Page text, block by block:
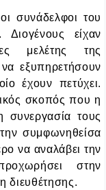
συνάδελφοι του
είχαν
μελέτης της
εξυπηρετήσουν
έχουν πετύχει.
σκοπός που η
συνεργασία τους
συμφωνηθείσα
να αναλάβει την
στην
διευθέτησης.